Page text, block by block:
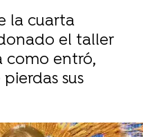
la cuarta
el taller
como entró,
sus